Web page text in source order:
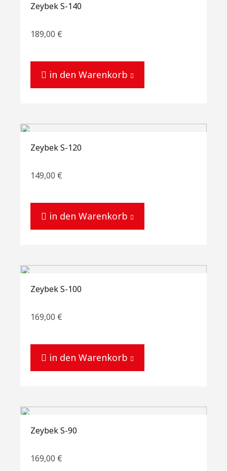
Zeybek S-140
189,00 €
in den Warenkorb
Zeybek S-120
149,00 €
in den Warenkorb
Zeybek S-100
169,00 €
in den Warenkorb
Zeybek S-90
169,00 €